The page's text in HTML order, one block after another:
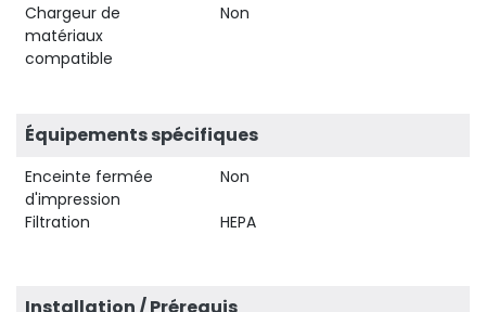
Chargeur de
matériaux
compatible
Non
Équipements spécifiques
Enceinte fermée
d'impression
Non
Filtration HEPA
Installation / Prérequis